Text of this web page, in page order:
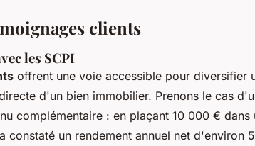
clients
les SCPI
offrent une voie accessible pour diversifier
d'un bien immobilier. Prenons le cas
complémentaire : en plaçant 10 000 € dans
constaté un rendement annuel net d'environ